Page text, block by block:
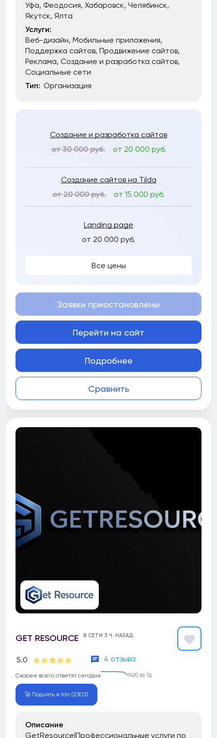
Уфа Феодосия Хабаровск Челябинск
Якутск Ялта
Услуги:
Веб-дизайн Мобильные приложения
Поддержка сайтов Продвижение сайтов
Реклама Создание и разработка сайтов
Социальные сети
Тип: Организация
Создание и разработка сайтов
от 30 000 руб.
от 20 000 руб.
Создание сайтов на Tilda
от 20 000 руб.
от 15 000 руб.
Landing page
от 20 000 руб.
Все цены
Сравнить
Заявки приостановлены
Перейти на сайт
Подробнее
GET RESOURCE В СЕТИ 3 Ч. НАЗАД
5.0 4 отзыва
Скорее всего ответят сегодня 1420 за 7д
🚀 Поднять в топ (2303)
Описание
GetResource|Профессиональные услуги по